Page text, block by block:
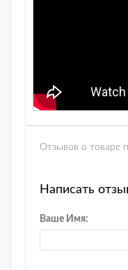
Отзывов о товаре
Написать
Ваше Имя: